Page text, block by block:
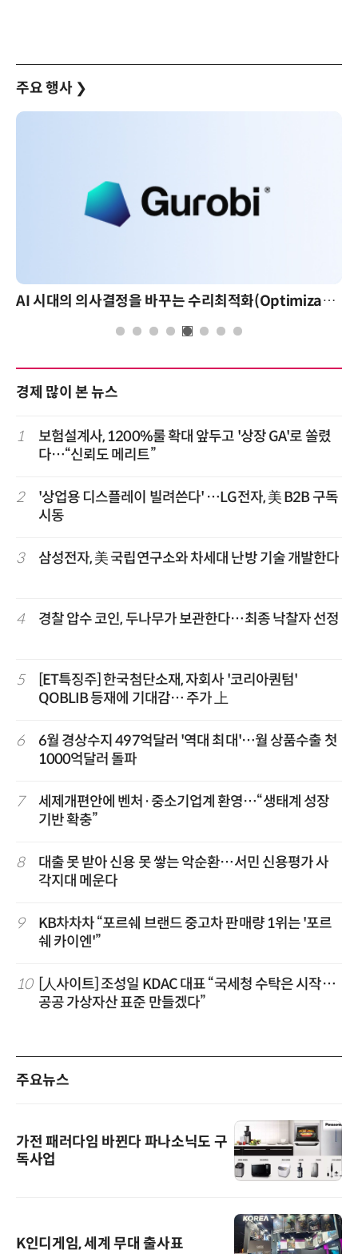
주요 행사 ❯
AI 시대의 의사결정을 바꾸는 수리최적화(Optimization): 실제 산업 적용 사례와 활용 전략
경제 많이 본 뉴스
1
보험설계사, 1200%룰 확대 앞두고 '상장 GA'로 쏠렸
다…“신뢰도 메리트”
2
'상업용 디스플레이 빌려쓴다' …LG전자, 美 B2B 구독
시동
3 삼성전자, 美 국립연구소와 차세대 난방 기술 개발한다
4 경찰 압수 코인, 두나무가 보관한다…최종 낙찰자 선정
5
[ET특징주] 한국첨단소재, 자회사 '코리아퀀텀'
QOBLIB 등재에 기대감… 주가 上
6
6월 경상수지 497억달러 '역대 최대'…월 상품수출 첫
1000억달러 돌파
7
세제개편안에 벤처·중소기업계 환영…“생태계 성장
기반 확충”
8
대출 못 받아 신용 못 쌓는 악순환…서민 신용평가 사
각지대 메운다
9
KB차차차 “포르쉐 브랜드 중고차 판매량 1위는 '포르
쉐 카이엔'”
10
[人사이트] 조성일 KDAC 대표 “국세청 수탁은 시작…
공공 가상자산 표준 만들겠다”
주요뉴스
가전 패러다임 바뀐다 파나소닉도 구
독사업
K인디게임, 세계 무대 출사표